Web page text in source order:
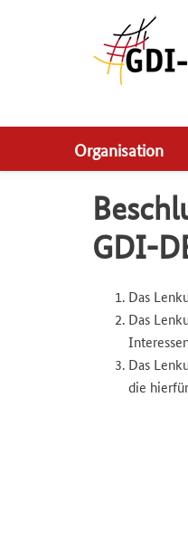
Organisation
GDI-
Das
Das
Das
die